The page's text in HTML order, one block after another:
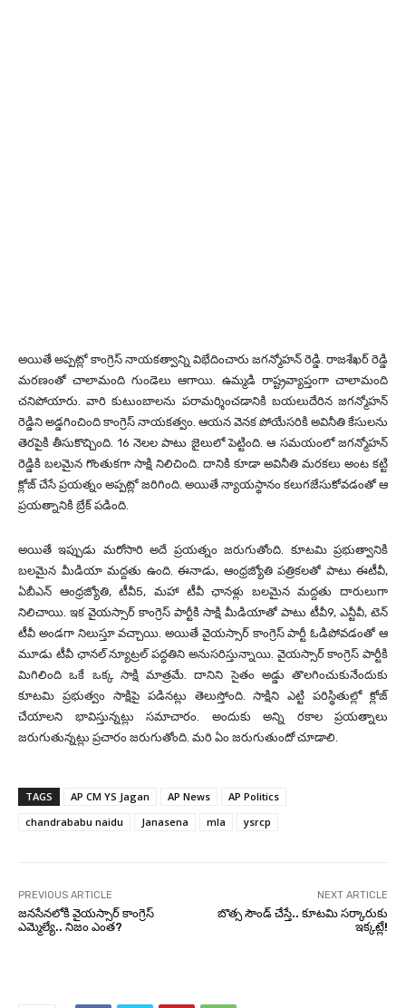
అయితే అప్పట్లో కాంగ్రెస్ నాయకత్వాన్ని విభేదించారు జగన్మోహన్ రెడ్డి. రాజశేఖర్ రెడ్డి
మరణంతో చాలామంది గుండెలు ఆగాయి. ఉమ్మడి రాష్ట్రవ్యాప్తంగా చాలామంది
చనిపోయారు. వారి కుటుంబాలను పరామర్శించడానికి బయలుదేరిన జగన్మోహన్
రెడ్డిని అడ్డగించింది కాంగ్రెస్ నాయకత్వం. ఆయన వెనక పోయేసరికి అవినీతి కేసులను
తెరపైకి తీసుకొచ్చింది. 16 నెలల పాటు జైలులో పెట్టింది. ఆ సమయంలో జగన్మోహన్
రెడ్డికి బలమైన గొంతుకగా సాక్షి నిలిచింది. దానికి కూడా అవినీతి మరకలు అంట కట్టి
క్లోజ్ చేసే ప్రయత్నం అప్పట్లో జరిగింది. అయితే న్యాయస్థానం కలుగజేసుకోవడంతో ఆ
ప్రయత్నానికి బ్రేక్ పడింది.
అయితే ఇప్పుడు మరోసారి అదే ప్రయత్నం జరుగుతోంది. కూటమి ప్రభుత్వానికి
బలమైన మీడియా మద్దతు ఉంది. ఈనాడు, ఆంధ్రజ్యోతి పత్రికలతో పాటు ఈటీవీ,
ఏబీఎన్ ఆంధ్రజ్యోతి, టీవీ5, మహా టీవీ ఛానళ్లు బలమైన మద్దతు దారులుగా
నిలిచాయి. ఇక వైయస్సార్ కాంగ్రెస్ పార్టీకి సాక్షి మీడియాతో పాటు టీవీ9, ఎన్టీవీ, టెన్
టీవీ అండగా నిలుస్తూ వచ్చాయి. అయితే వైయస్సార్ కాంగ్రెస్ పార్టీ ఓడిపోవడంతో ఆ
మూడు టీవీ ఛానల్ న్యూట్రల్ పద్ధతిని అనుసరిస్తున్నాయి. వైయస్సార్ కాంగ్రెస్ పార్టీకి
మిగిలింది ఒకే ఒక్క సాక్షి మాత్రమే. దానిని సైతం అడ్డు తొలగించుకునేందుకు
కూటమి ప్రభుత్వం సాక్షిపై పడినట్లు తెలుస్తోంది. సాక్షిని ఎట్టి పరిస్థితుల్లో క్లోజ్
చేయాలని భావిస్తున్నట్లు సమాచారం. అందుకు అన్ని రకాల ప్రయత్నాలు
జరుగుతున్నట్లు ప్రచారం జరుగుతోంది. మరి ఏం జరుగుతుందో చూడాలి.
TAGS AP CM YS Jagan AP News
AP Politics
chandrababu naidu
Janasena mla ysrcp
PREVIOUS ARTICLE
జనసేనలోకి వైయస్సార్ కాంగ్రెస్
ఎమ్మెల్యే.. నిజం ఎంత?
NEXT ARTICLE
బొత్స సౌండ్ చేస్తే.. కూటమి సర్కారుకు
ఇక్కట్లే!